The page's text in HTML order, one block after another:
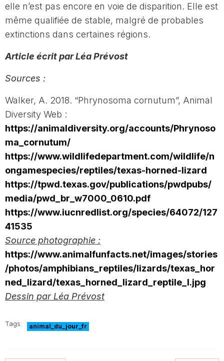
elle n’est pas encore en voie de disparition. Elle est
même qualifiée de stable, malgré de probables
extinctions dans certaines régions.
Article écrit par Léa Prévost
Sources :
Walker, A. 2018. “Phrynosoma cornutum”, Animal
Diversity Web :
https://animaldiversity.org/accounts/Phrynoso
ma_cornutum/
https://www.wildlifedepartment.com/wildlife/n
ongamespecies/reptiles/texas-horned-lizard
https://tpwd.texas.gov/publications/pwdpubs/
media/pwd_br_w7000_0610.pdf
https://www.iucnredlist.org/species/64072/127
41535
Source photographie :
https://www.animalfunfacts.net/images/stories
/photos/amphibians_reptiles/lizards/texas_hor
ned_lizard/texas_horned_lizard_reptile_l.jpg
Dessin par Léa Prévost
Tags: animal_du_jour_fr